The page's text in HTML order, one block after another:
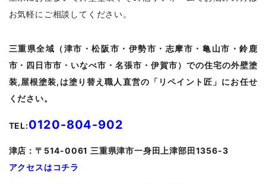
お気軽にご相談してください。
三重県全域（津市・松阪市・伊勢市・志摩市・亀山市・鈴鹿
市・四日市市・いなべ市・名張市・伊賀市）での住宅の外壁塗
装,屋根塗装,は塗り替え職人直営の「リペイント匠」にお任せ
ください。
TEL:0120-804-902
津店：〒514-0061 三重県津市一身田上津部田1356-3
アクセスはコチラ